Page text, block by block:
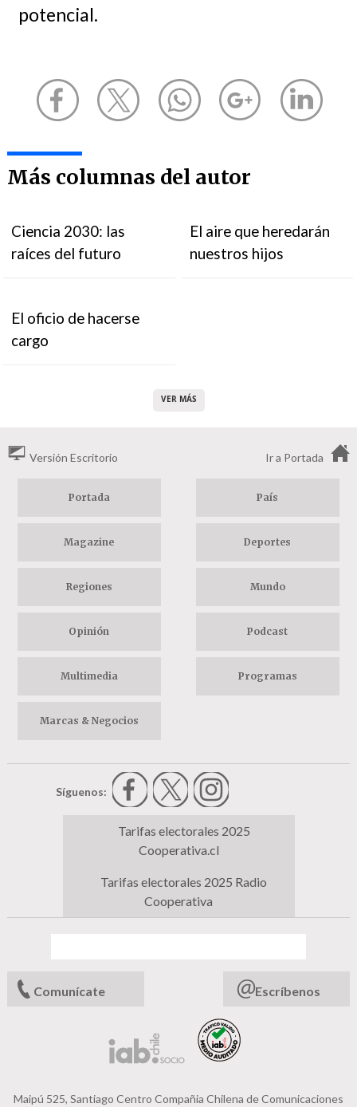
potencial.
Más columnas del autor
Ciencia 2030: las
raíces del futuro
El aire que heredarán
nuestros hijos
El oficio de hacerse
cargo
VER MÁS
Versión Escritorio Ir a Portada
Portada País
Magazine Deportes
Regiones Mundo
Opinión Podcast
Multimedia Programas
Marcas & Negocios
Síguenos:
Tarifas electorales 2025
Cooperativa.cl
Tarifas electorales 2025 Radio
Cooperativa
Comunícate Escríbenos
Maipú 525, Santiago Centro Compañia Chilena de Comunicaciones